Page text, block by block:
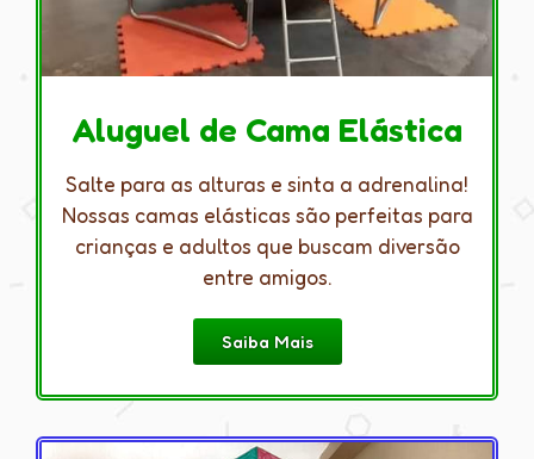
Aluguel de Cama Elástica
Salte para as alturas e sinta a adrenalina!
Nossas camas elásticas são perfeitas para
crianças e adultos que buscam diversão
entre amigos.
Saiba Mais